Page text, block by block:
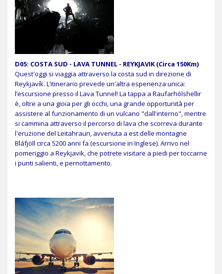
D05: COSTA SUD - LAVA TUNNEL - REYKJAVIK (Circa 150Km)
Quest'oggi si viaggia attraverso la costa sud in direzione di
Reykjavík. L’itinerario prevede un'altra esperienza unica:
l’escursione presso il Lava Tunnel! La tappa a Raufarhólshellir
è, oltre a una gioia per gli occhi, una grande opportunità per
assistere al funzionamento di un vulcano "dall'interno", mentre
si cammina attraverso il percorso di lava che scorreva durante
l'eruzione del Leitahraun, avvenuta a est delle montagne
Bláfjöll circa 5200 anni fa (escursione in Inglese). Arrivo nel
pomeriggio a Reykjavik, che potrete visitare a piedi per toccarne
i punti salienti, e pernottamento.